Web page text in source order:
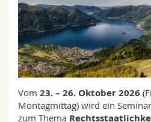
Fak. für Erziehungs- und
Math.-Nat. und Med. Fak.
Interfakultär
Forschende
Mitarbeitende
Doktorierende
Bibliotheken
Webmail
Vorlesungsverzeichnis
MyUnifr
Vom 23. – 26. Oktober 2026
Montagmittag) wird ein
zum Thema